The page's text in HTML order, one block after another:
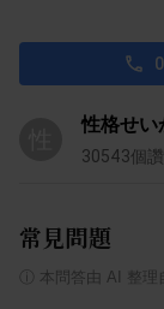
性格せい
30543個讚
常見問題
本問答由 AI 整理